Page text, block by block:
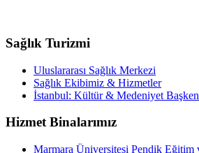
Sağlık Turizmi
Uluslararası Sağlık Merkezi
Sağlık Ekibimiz & Hizmetler
İstanbul: Kültür & Medeniyet
Hizmet Binalarımız
Marmara Üniversitesi Pendik Eğitim